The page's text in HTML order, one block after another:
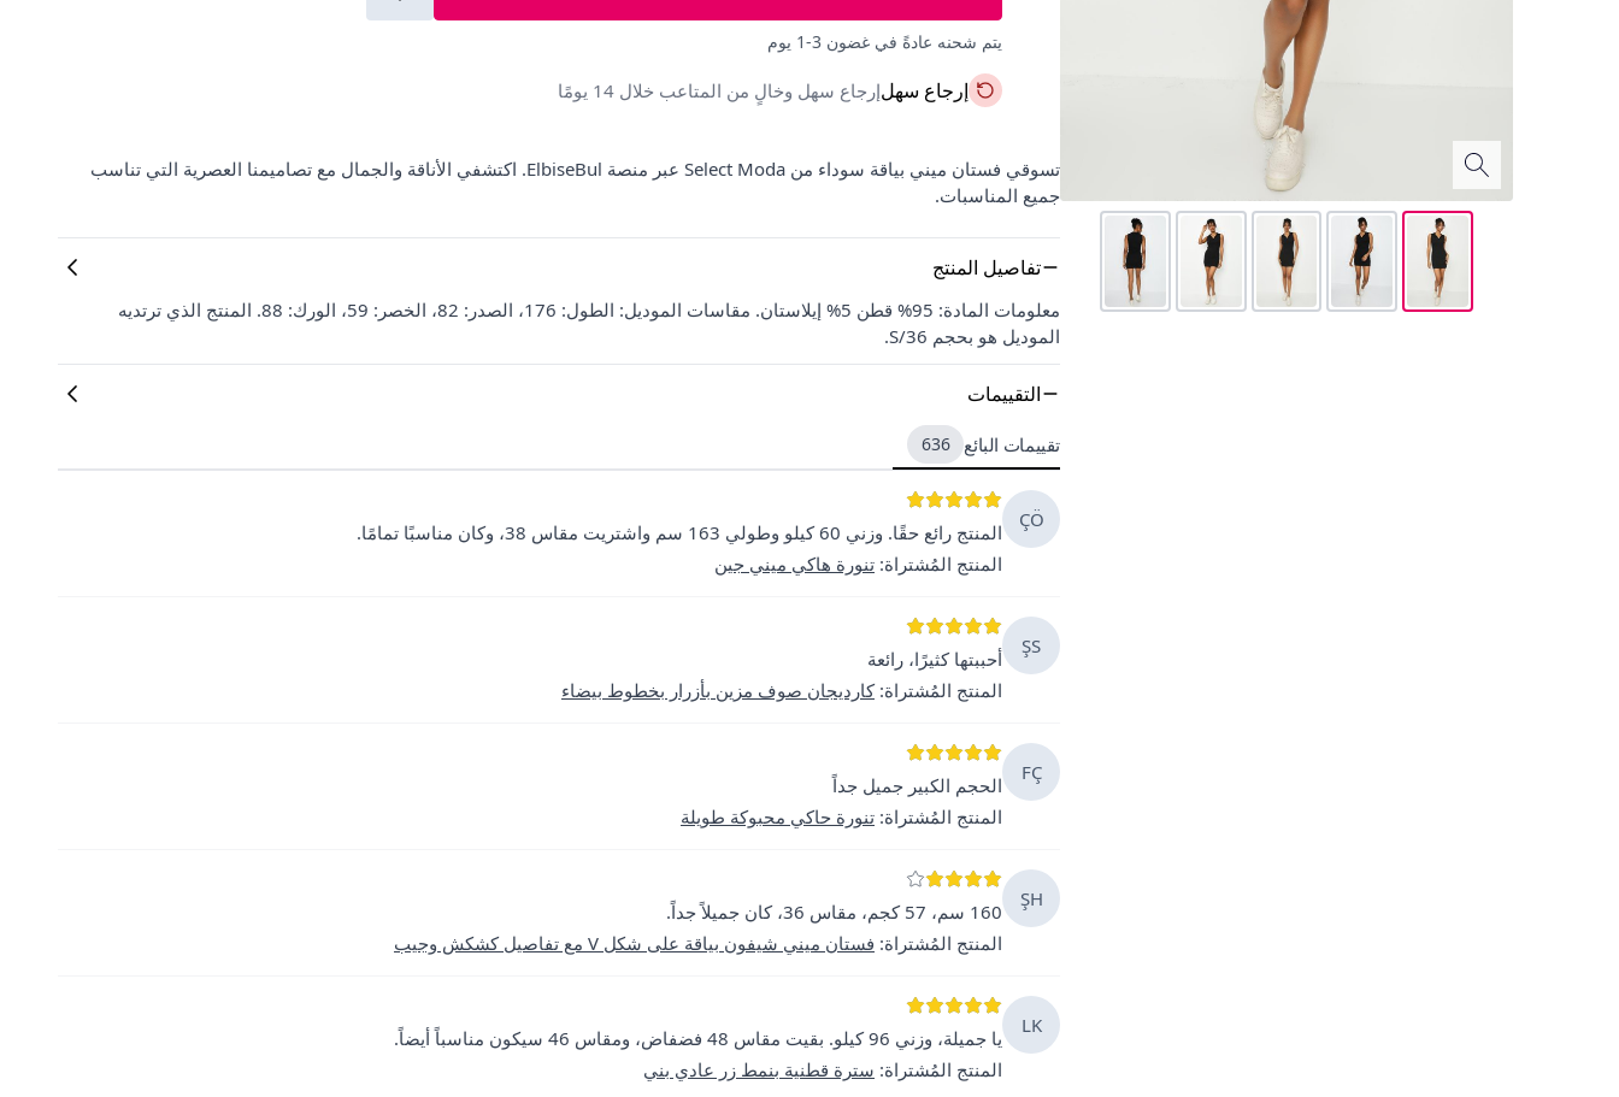
يتم شحنه عادةً في غضون 3-1 يوم
إرجاع سهلإرجاع سهل وخالٍ من المتاعب خلال 14 يومًا
تسوقي فستان ميني بياقة سوداء من Select Moda عبر منصة ElbiseBul. اكتشفي الأناقة والجمال مع تصاميمنا العصرية التي تناسب
جميع المناسبات.
تفاصيل المنتج
معلومات المادة: 95% قطن 5% إيلاستان. مقاسات الموديل: الطول: 176، الصدر: 82، الخصر: 59، الورك: 88. المنتج الذي ترتديه
الموديل هو بحجم 36/S.
التقييمات
تقييمات البائع 636
ÇÖ
المنتج رائع حقًا. وزني 60 كيلو وطولي 163 سم واشتريت مقاس 38، وكان مناسبًا تمامًا.
المنتج المُشتراة: تنورة هاكي ميني جين
ŞS
أحببتها كثيرًا، رائعة
المنتج المُشتراة: كارديجان صوف مزين بأزرار بخطوط بيضاء
FÇ
الحجم الكبير جميل جداً
المنتج المُشتراة: تنورة حاكي محبوكة طويلة
ŞH
160 سم، 57 كجم، مقاس 36، كان جميلاً جداً.
المنتج المُشتراة: فستان ميني شيفون بياقة على شكل V مع تفاصيل كشكش وجيب
LK
يا جميلة، وزني 96 كيلو. بقيت مقاس 48 فضفاض، ومقاس 46 سيكون مناسباً أيضاً.
المنتج المُشتراة: سترة قطنية بنمط زر عادي بني